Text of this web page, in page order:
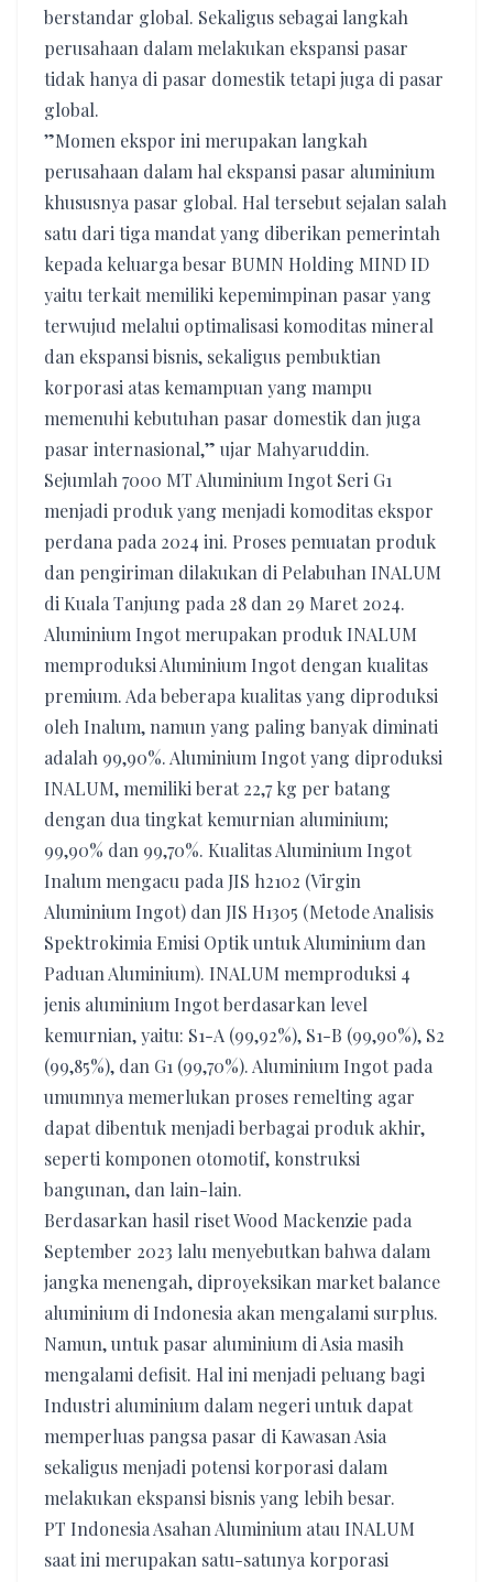
berstandar global. Sekaligus sebagai langkah
perusahaan dalam melakukan ekspansi pasar
tidak hanya di pasar domestik tetapi juga di pasar
global.
”Momen ekspor ini merupakan langkah
perusahaan dalam hal ekspansi pasar aluminium
khususnya pasar global. Hal tersebut sejalan salah
satu dari tiga mandat yang diberikan pemerintah
kepada keluarga besar BUMN Holding MIND ID
yaitu terkait memiliki kepemimpinan pasar yang
terwujud melalui optimalisasi komoditas mineral
dan ekspansi bisnis, sekaligus pembuktian
korporasi atas kemampuan yang mampu
memenuhi kebutuhan pasar domestik dan juga
pasar internasional,” ujar Mahyaruddin.
Sejumlah 7000 MT Aluminium Ingot Seri G1
menjadi produk yang menjadi komoditas ekspor
perdana pada 2024 ini. Proses pemuatan produk
dan pengiriman dilakukan di Pelabuhan INALUM
di Kuala Tanjung pada 28 dan 29 Maret 2024.
Aluminium Ingot merupakan produk INALUM
memproduksi Aluminium Ingot dengan kualitas
premium. Ada beberapa kualitas yang diproduksi
oleh Inalum, namun yang paling banyak diminati
adalah 99,90%. Aluminium Ingot yang diproduksi
INALUM, memiliki berat 22,7 kg per batang
dengan dua tingkat kemurnian aluminium;
99,90% dan 99,70%. Kualitas Aluminium Ingot
Inalum mengacu pada JIS h2102 (Virgin
Aluminium Ingot) dan JIS H1305 (Metode Analisis
Spektrokimia Emisi Optik untuk Aluminium dan
Paduan Aluminium). INALUM memproduksi 4
jenis aluminium Ingot berdasarkan level
kemurnian, yaitu: S1-A (99,92%), S1-B (99,90%), S2
(99,85%), dan G1 (99,70%). Aluminium Ingot pada
umumnya memerlukan proses remelting agar
dapat dibentuk menjadi berbagai produk akhir,
seperti komponen otomotif, konstruksi
bangunan, dan lain-lain.
Berdasarkan hasil riset Wood Mackenzie pada
September 2023 lalu menyebutkan bahwa dalam
jangka menengah, diproyeksikan market balance
aluminium di Indonesia akan mengalami surplus.
Namun, untuk pasar aluminium di Asia masih
mengalami defisit. Hal ini menjadi peluang bagi
Industri aluminium dalam negeri untuk dapat
memperluas pangsa pasar di Kawasan Asia
sekaligus menjadi potensi korporasi dalam
melakukan ekspansi bisnis yang lebih besar.
PT Indonesia Asahan Aluminium atau INALUM
saat ini merupakan satu-satunya korporasi